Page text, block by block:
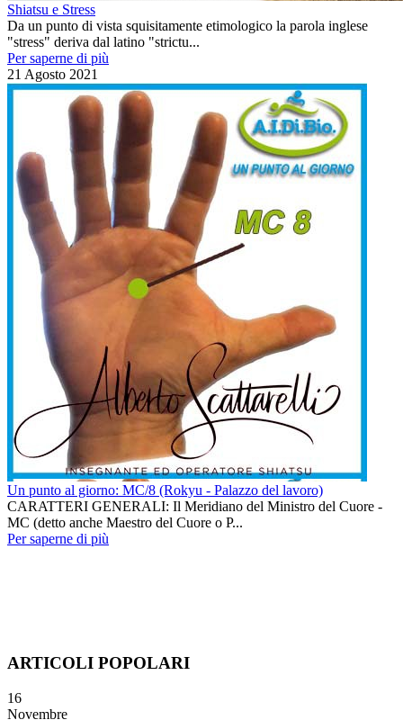
Shiatsu e Stress
Da un punto di vista squisitamente etimologico la parola inglese
"stress" deriva dal latino "strictu...
Per saperne di più
21 Agosto 2021
Un punto al giorno: MC/8 (Rokyu - Palazzo del lavoro)
CARATTERI GENERALI: Il Meridiano del Ministro del Cuore -
MC (detto anche Maestro del Cuore o P...
Per saperne di più
ARTICOLI POPOLARI
16
Novembre